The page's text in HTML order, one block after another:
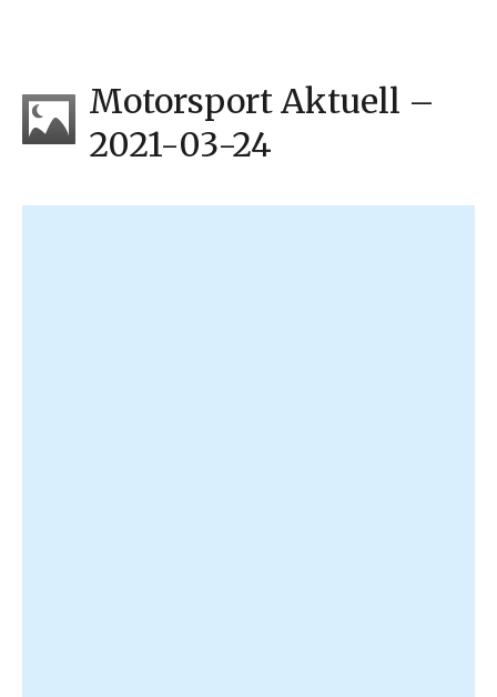
Motorsport Aktuell –
2021-03-24